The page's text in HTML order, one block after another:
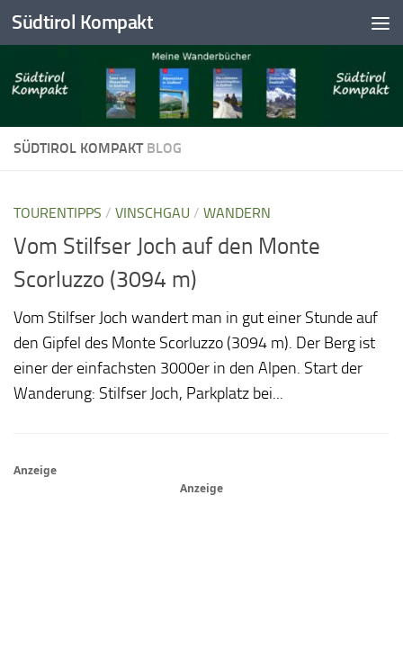
Skip to content
Südtirol Kompakt
SÜDTIROL KOMPAKT BLOG
TOURENTIPPS / VINSCHGAU / WANDERN
Vom Stilfser Joch auf den Monte
Scorluzzo (3094 m)
Vom Stilfser Joch wandert man in gut einer Stunde auf
den Gipfel des Monte Scorluzzo (3094 m). Der Berg ist
einer der einfachsten 3000er in den Alpen. Start der
Wanderung: Stilfser Joch, Parkplatz bei...
Anzeige
Anzeige